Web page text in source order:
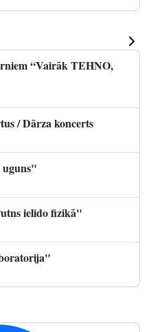
“Vairāk TEHNO,
/ Dārza koncerts
ielido fizikā"